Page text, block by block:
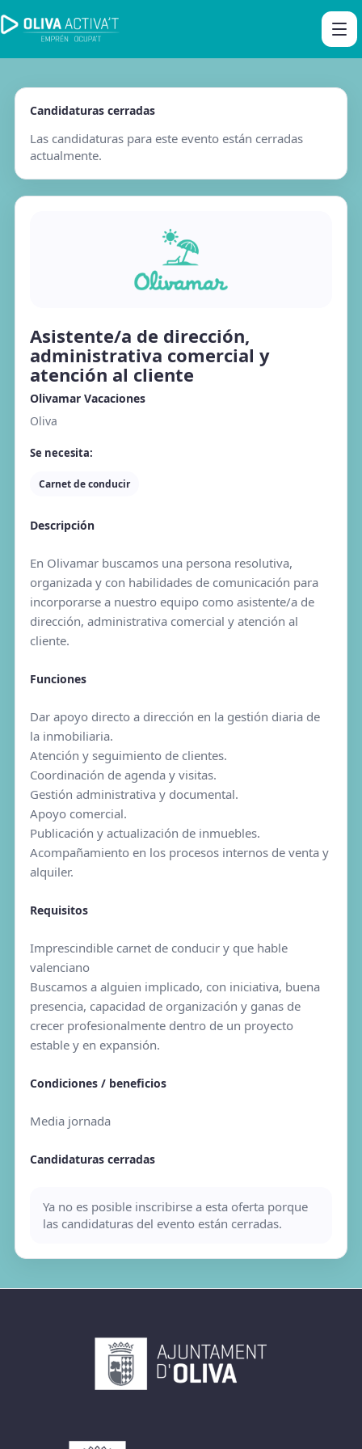
Candidaturas cerradas
Las candidaturas para este evento están cerradas
actualmente.
Asistente/a de dirección,
administrativa comercial y
atención al cliente
Olivamar Vacaciones
Oliva
Se necesita:
Carnet de conducir
Descripción
En Olivamar buscamos una persona resolutiva,
organizada y con habilidades de comunicación para
incorporarse a nuestro equipo como asistente/a de
dirección, administrativa comercial y atención al
cliente.
Funciones
Dar apoyo directo a dirección en la gestión diaria de
la inmobiliaria.
Atención y seguimiento de clientes.
Coordinación de agenda y visitas.
Gestión administrativa y documental.
Apoyo comercial.
Publicación y actualización de inmuebles.
Acompañamiento en los procesos internos de venta y
alquiler.
Requisitos
Imprescindible carnet de conducir y que hable
valenciano
Buscamos a alguien implicado, con iniciativa, buena
presencia, capacidad de organización y ganas de
crecer profesionalmente dentro de un proyecto
estable y en expansión.
Condiciones / beneficios
Media jornada
Candidaturas cerradas
Ya no es posible inscribirse a esta oferta porque
las candidaturas del evento están cerradas.